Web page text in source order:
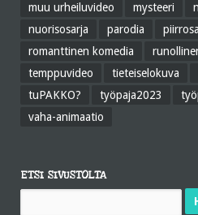
muu urheiluvideo
mysteeri
nuorisosarja
parodia
romanttinen komedia
temppuvideo
tieteiselokuva
tuPAKKO?
työpaja2023
vaha-animaatio
ETSI SIVUSTOLTA